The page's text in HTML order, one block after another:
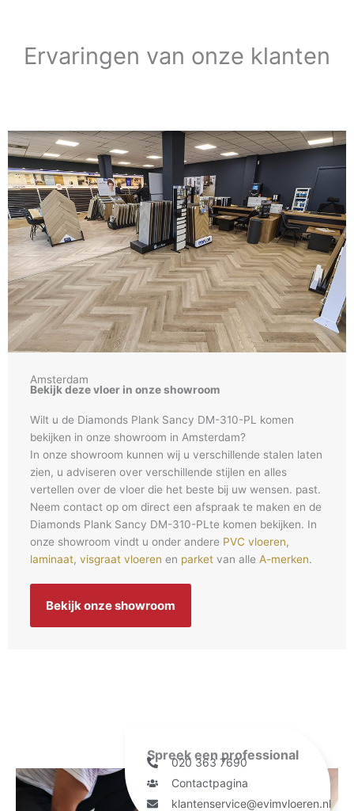
Ervaringen van onze klanten
Amsterdam
Bekijk deze vloer in onze showroom
Wilt u de Diamonds Plank Sancy DM-310-PL komen
bekijken in onze showroom in Amsterdam?
In onze showroom kunnen wij u verschillende stalen laten
zien, u adviseren over verschillende stijlen en alles
vertellen over de vloer die het beste bij uw wensen. past.
Neem contact op om direct een afspraak te maken en de
Diamonds Plank Sancy DM-310-PLte komen bekijken. In
onze showroom vindt u onder andere PVC vloeren,
laminaat, visgraat vloeren en parket van alle A-merken.
Bekijk onze showroom
Spreek een professional
020 363 7690
Contactpagina
klantenservice@evimvloeren.nl